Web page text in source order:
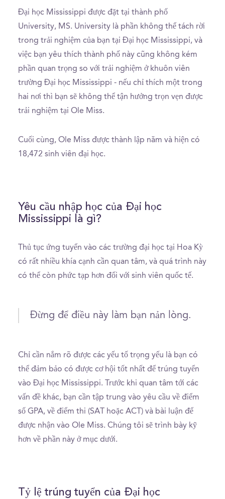
Đại học Mississippi được đặt tại thành phố
University, MS. University là phần không thể tách rời
trong trải nghiệm của bạn tại Đại học Mississippi, và
việc bạn yêu thích thành phố này cũng không kém
phần quan trọng so với trải nghiệm ở khuôn viên
trường Đại học Mississippi - nếu chỉ thích một trong
hai nơi thì bạn sẽ không thể tận hưởng trọn vẹn được
trải nghiệm tại Ole Miss.
Cuối cùng, Ole Miss được thành lập năm và hiện có
18,472 sinh viên đại học.
Yêu cầu nhập học của Đại học
Mississippi là gì?
Thủ tục ứng tuyển vào các trường đại học tại Hoa Kỳ
có rất nhiều khía cạnh cần quan tâm, và quá trình này
có thể còn phức tạp hơn đối với sinh viên quốc tế.
Đừng để điều này làm bạn nản lòng.
Chỉ cần nắm rõ được các yếu tố trọng yếu là bạn có
thể đảm bảo có được cơ hội tốt nhất để trúng tuyển
vào Đại học Mississippi. Trước khi quan tâm tới các
vấn đề khác, bạn cần tập trung vào yêu cầu về điểm
số GPA, về điểm thi (SAT hoặc ACT) và bài luận để
được nhận vào Ole Miss. Chúng tôi sẽ trình bày kỹ
hơn về phần này ở mục dưới.
Tỷ lệ trúng tuyển của Đại học